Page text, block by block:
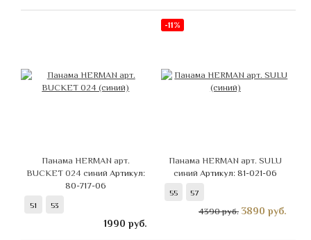
Панама HERMAN арт.
BUCKET 024 синий Артикул:
80-717-06
51 53
1990 руб.
-11%
Панама HERMAN арт. SULU
синийАртикул: 81-021-06
55 57
4390 руб. 3890 руб.